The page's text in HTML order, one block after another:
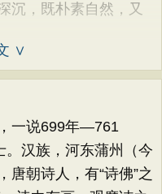
沉，既朴素自然，又
∨
一说699年—761
汉族，河东蒲州（今
唐朝诗人，有“诗佛”之